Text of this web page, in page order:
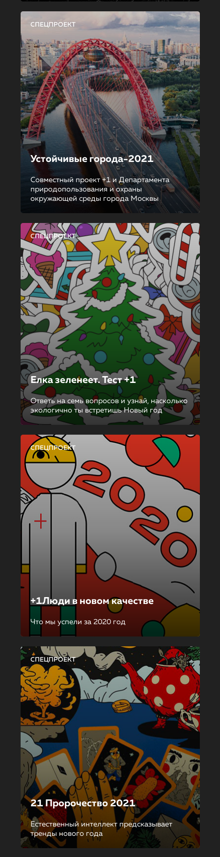
СПЕЦПРОЕКТ
Устойчивые города-2021
Совместный проект +1 и Департамента
природопользования и охраны
окружающей среды города Москвы
СПЕЦПРОЕКТ
Елка зеленеет. Тест +1
Ответь на семь вопросов и узнай, насколько
экологично ты встретишь Новый год
СПЕЦПРОЕКТ
+1Люди в новом качестве
Что мы успели за 2020 год
СПЕЦПРОЕКТ
21 Пророчество 2021
Естественный интеллект предсказывает
тренды нового года